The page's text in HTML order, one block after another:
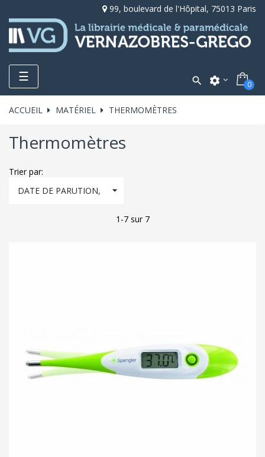
99, boulevard de l'Hôpital, 75013 Paris
Toggle
navigation
☰  settings 0
ACCUEIL MATÉRIEL THERMOMÈTRES
Thermomètres
Trier par:
DATE DE PARUTION,

1-7 sur 7